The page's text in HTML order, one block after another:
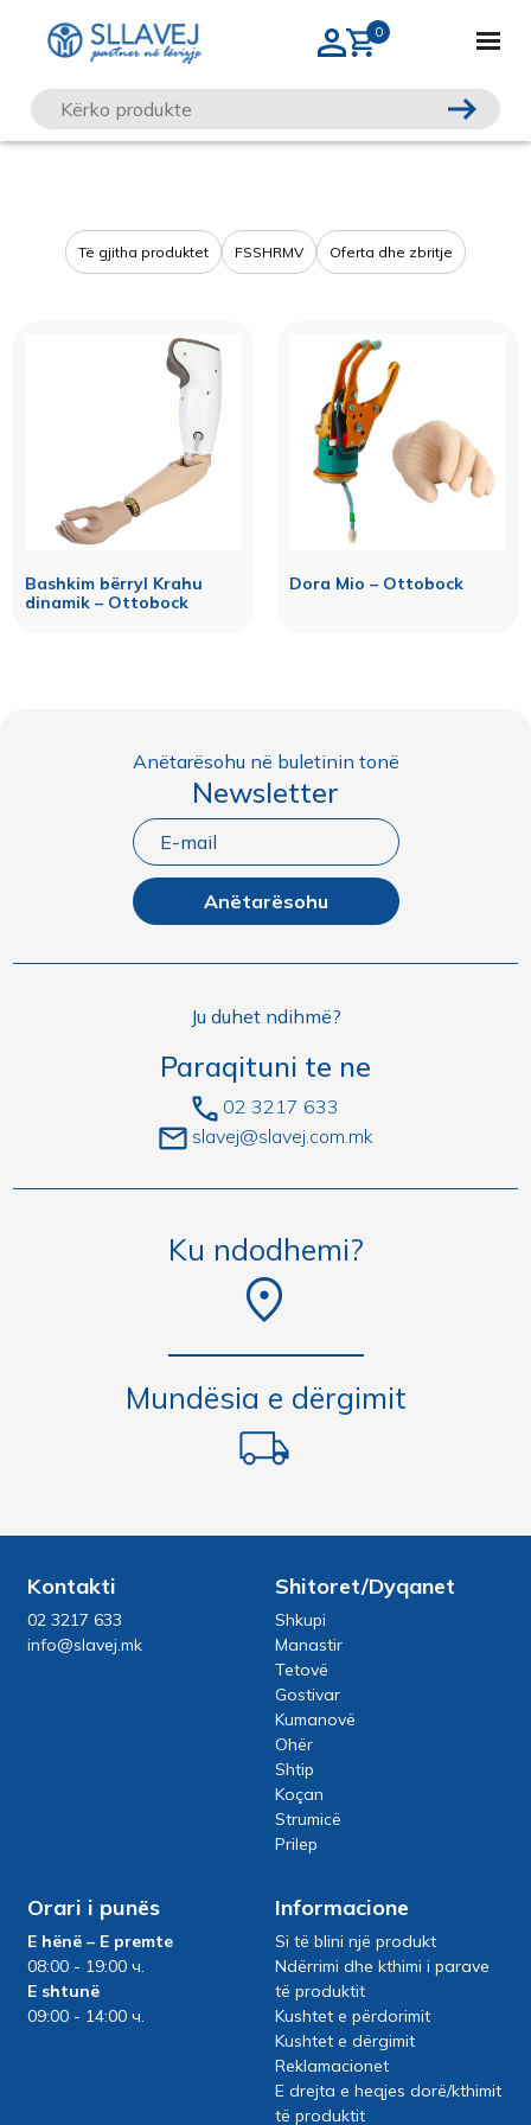
Të gjitha produktet FSSHRMV Oferta dhe zbritje
Bashkim bërryl Krahu
dinamik – Ottobock
Dora Mio – Ottobock
Anëtarësohu në buletinin tonë
Newsletter
Anëtarësohu
Ju duhet ndihmë?
Paraqituni te ne
02 3217 633
slavej@slavej.com.mk
Ku ndodhemi?
Mundësia e dërgimit
Kontakti
02 3217 633
info@slavej.mk
Shitoret/Dyqanet
Shkupi
Manastir
Tetovë
Gostivar
Kumanovë
Ohër
Shtip
Koçan
Strumicë
Prilep
Orari i punës
E hënë – E premte
08:00 - 19:00 ч.
E shtunë
09:00 - 14:00 ч.
Informacione
Si të blini një produkt
Ndërrimi dhe kthimi i parave
të produktit
Kushtet e përdorimit
Kushtet e dërgimit
Reklamacionet
E drejta e heqjes dorë/kthimit
të produktit